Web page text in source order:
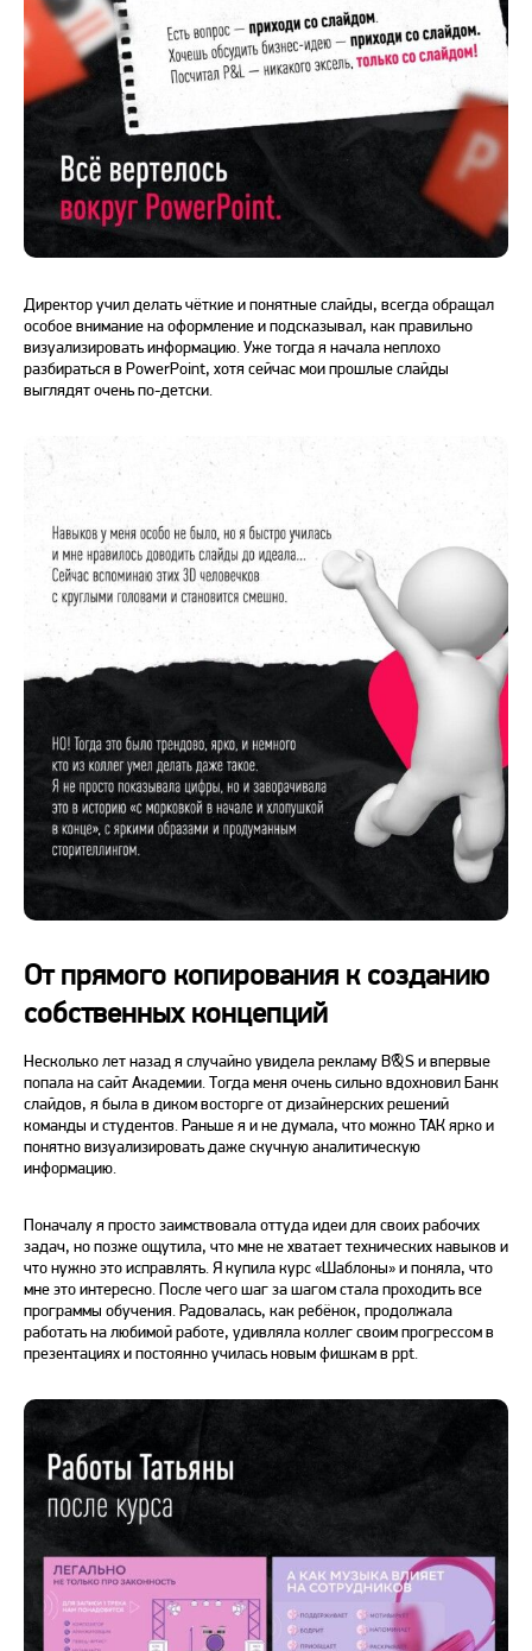
Директор учил делать чёткие и понятные слайды, всегда обращал
особое внимание на оформление и подсказывал, как правильно
визуализировать информацию. Уже тогда я начала неплохо
разбираться в PowerPoint, хотя сейчас мои прошлые слайды
выглядят очень по-детски.
От прямого копирования к созданию
собственных концепций
Несколько лет назад я случайно увидела рекламу B&S и впервые
попала на сайт Академии. Тогда меня очень сильно вдохновил Банк
слайдов, я была в диком восторге от дизайнерских решений
команды и студентов. Раньше я и не думала, что можно ТАК ярко и
понятно визуализировать даже скучную аналитическую
информацию.
Поначалу я просто заимствовала оттуда идеи для своих рабочих
задач, но позже ощутила, что мне не хватает технических навыков и
что нужно это исправлять. Я купила курс «Шаблоны» и поняла, что
мне это интересно. После чего шаг за шагом стала проходить все
программы обучения. Радовалась, как ребёнок, продолжала
работать на любимой работе, удивляла коллег своим прогрессом в
презентациях и постоянно училась новым фишкам в ppt.